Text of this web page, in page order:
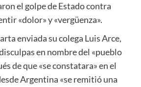
el golpe de Estado contra
«dolor» y «vergüenza».
enviada su colega Luis Arce,
en nombre del «pueblo
de que «se constatara» en el
Argentina «se remitió una